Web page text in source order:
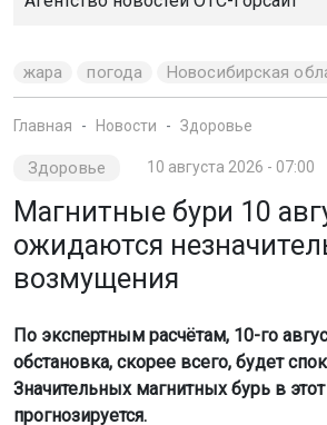
Магнитные бури 10
ожидаются
возмущения
По экспертным расчётам, 10-го
обстановка, скорее всего, будет
Значительных магнитных бурь в этот
прогнозируется.